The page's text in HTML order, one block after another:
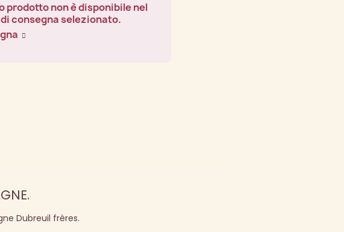
prodotto non è disponibile nel
consegna selezionato.
Dubreuil frères.